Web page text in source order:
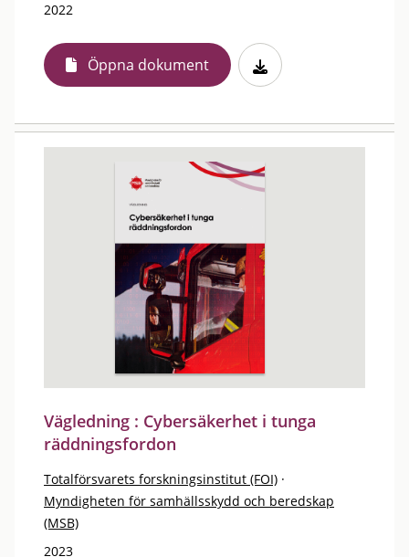
2022
Öppna dokument
Vägledning : Cybersäkerhet i tunga
räddningsfordon
Totalförsvarets forskningsinstitut (FOI) ·
Myndigheten för samhällsskydd och beredskap
(MSB)
2023